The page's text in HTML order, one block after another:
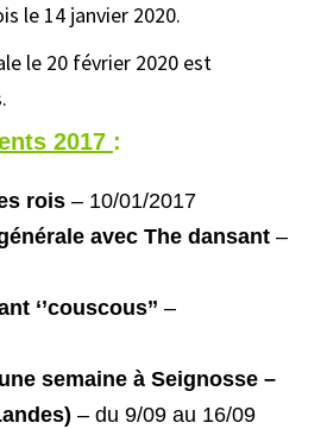
le 14 janvier 2020.
le 20 février 2020 est
2017 :
rois – 10/01/2017
avec The dansant –
‘’couscous’’ –
semaine à Seignosse –
– du 9/09 au 16/09